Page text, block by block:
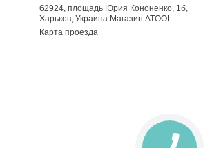
62924, площадь Юрия Кононенко, 1б,
Харьков, Украина Магазин ATOOL
Карта проезда